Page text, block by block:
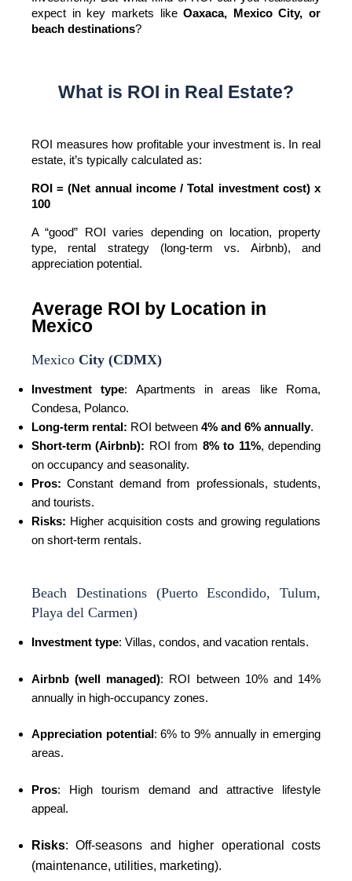
expect in key markets like Oaxaca, Mexico City, or
beach destinations?
What is ROI in Real Estate?
ROI measures how profitable your investment is. In real
estate, it’s typically calculated as:
ROI = (Net annual income / Total investment cost) x
100
A “good” ROI varies depending on location, property
type, rental strategy (long-term vs. Airbnb), and
appreciation potential.
Average ROI by Location in
Mexico
Mexico City (CDMX)
Investment type: Apartments in areas like Roma,
Condesa, Polanco.
Long-term rental: ROI between 4% and 6% annually.
Short-term (Airbnb): ROI from 8% to 11%, depending
on occupancy and seasonality.
Pros: Constant demand from professionals, students,
and tourists.
Risks: Higher acquisition costs and growing regulations
on short-term rentals.
Beach Destinations (Puerto Escondido, Tulum,
Playa del Carmen)
Investment type: Villas, condos, and vacation rentals.
Airbnb (well managed): ROI between 10% and 14%
annually in high-occupancy zones.
Appreciation potential : 6% to 9% annually in emerging
areas.
Pros: High tourism demand and attractive lifestyle
appeal.
Risks: Off-seasons and higher operational costs
(maintenance, utilities, marketing).